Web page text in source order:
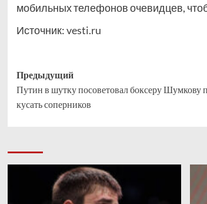
мобильных телефонов очевидцев,
Источник:vesti.ru
Навигация
записи
Предыдущий
Путин в шутку посоветовал боксеру Шумкову
кусать соперников